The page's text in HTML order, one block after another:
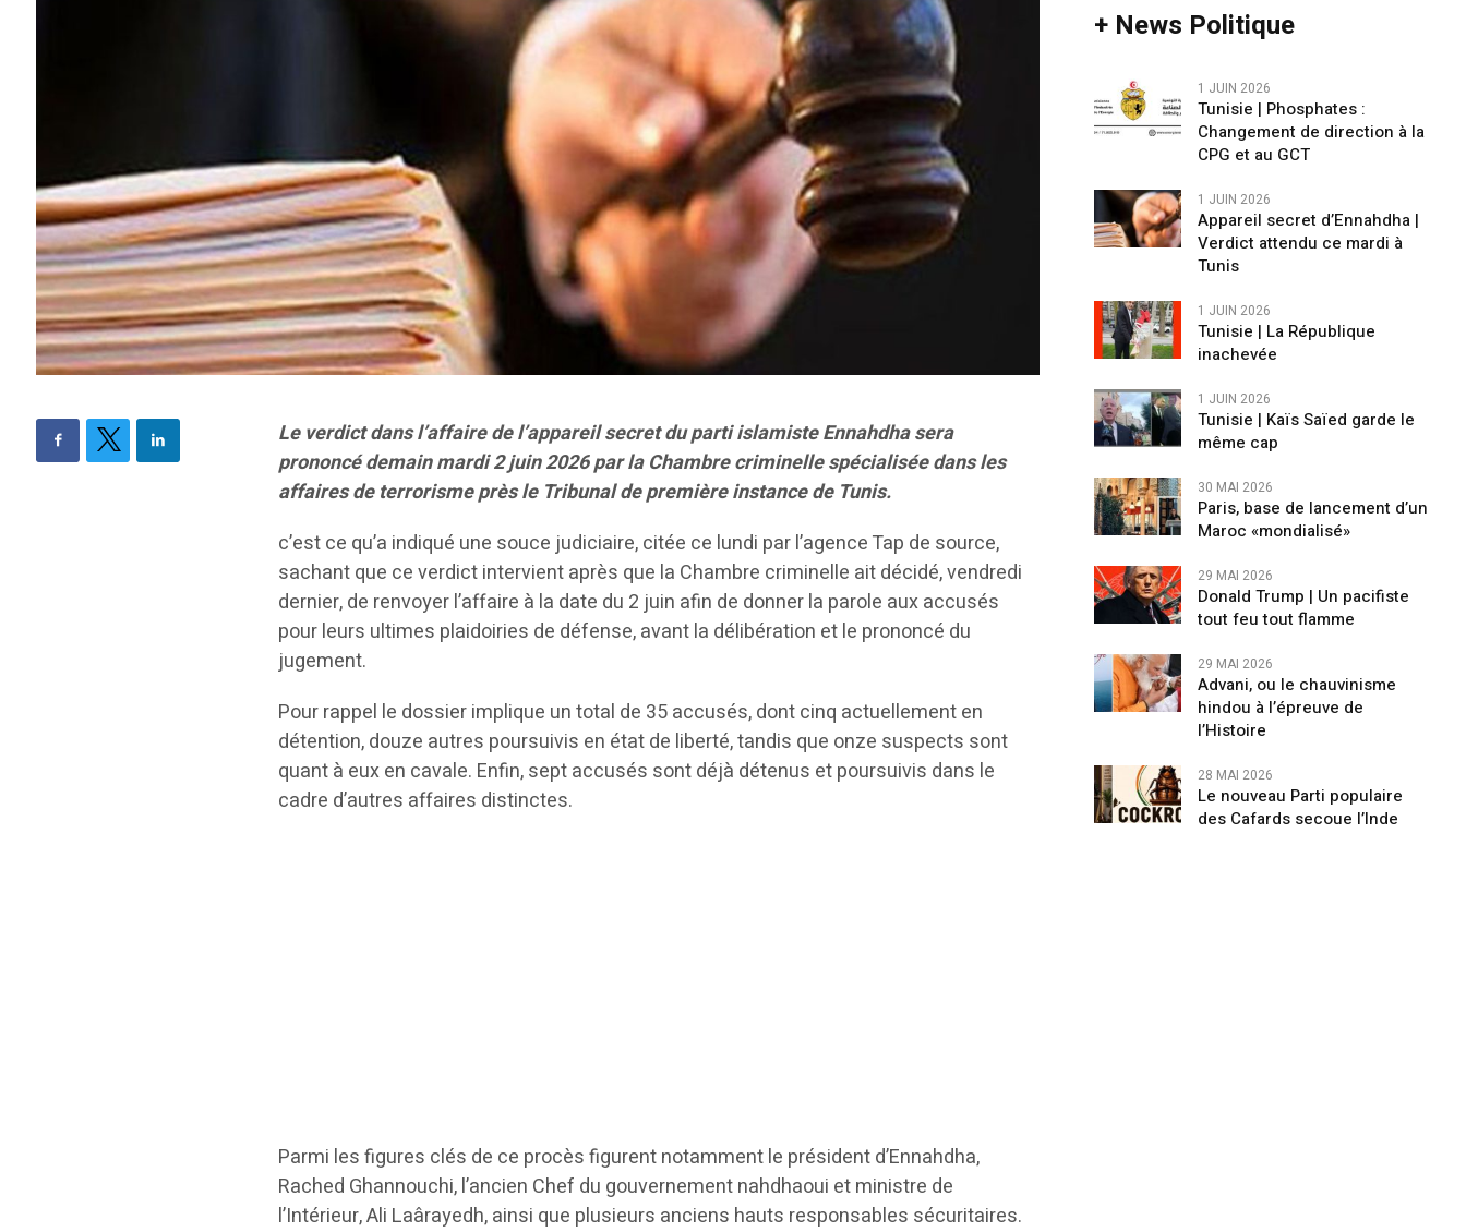
Le verdict dans l’affaire de l’appareil secret du parti islamiste Ennahdha sera
prononcé demain mardi 2 juin 2026 par la Chambre criminelle spécialisée dans les
affaires de terrorisme près le Tribunal de première instance de Tunis.
c’est ce qu’a indiqué une souce judiciaire, citée ce lundi par l’agence Tap de source,
sachant que ce verdict intervient après que la Chambre criminelle ait décidé, vendredi
dernier, de renvoyer l’affaire à la date du 2 juin afin de donner la parole aux accusés
pour leurs ultimes plaidoiries de défense, avant la délibération et le prononcé du
jugement.
Pour rappel le dossier implique un total de 35 accusés, dont cinq actuellement en
détention, douze autres poursuivis en état de liberté, tandis que onze suspects sont
quant à eux en cavale. Enfin, sept accusés sont déjà détenus et poursuivis dans le
cadre d’autres affaires distinctes.
Parmi les figures clés de ce procès figurent notamment le président d’Ennahdha,
Rached Ghannouchi, l’ancien Chef du gouvernement nahdhaoui et ministre de
l’Intérieur, Ali Laârayedh, ainsi que plusieurs anciens hauts responsables sécuritaires.
+ News Politique
1 JUIN 2026
Tunisie | Phosphates :
Changement de direction à la
CPG et au GCT
1 JUIN 2026
Appareil secret d’Ennahdha |
Verdict attendu ce mardi à
Tunis
1 JUIN 2026
Tunisie | La République
inachevée
1 JUIN 2026
Tunisie | Kaïs Saïed garde le
même cap
30 MAI 2026
Paris, base de lancement d’un
Maroc «mondialisé»
29 MAI 2026
Donald Trump | Un pacifiste
tout feu tout flamme
29 MAI 2026
Advani, ou le chauvinisme
hindou à l’épreuve de
l’Histoire
28 MAI 2026
Le nouveau Parti populaire
des Cafards secoue l’Inde